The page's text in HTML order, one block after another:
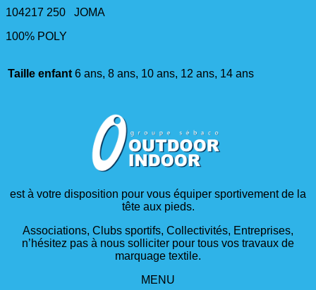
104217 250 JOMA
100% POLY
Taille enfant 6 ans, 8 ans, 10 ans, 12 ans, 14 ans
est à votre disposition pour vous équiper sportivement de la
tête aux pieds.
Associations, Clubs sportifs, Collectivités, Entreprises,
n’hésitez pas à nous solliciter pour tous vos travaux de
marquage textile.
MENU